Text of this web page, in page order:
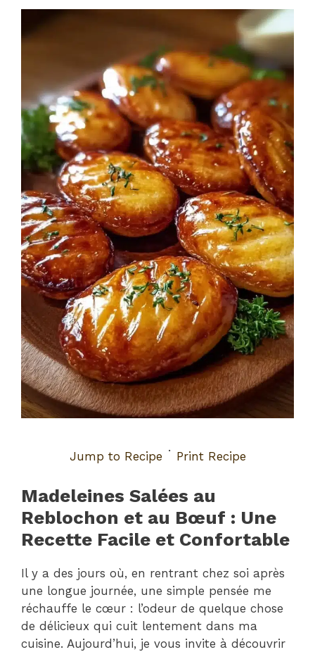
Jump to Recipe · Print Recipe
Madeleines Salées au
Reblochon et au Bœuf : Une
Recette Facile et Confortable
Il y a des jours où, en rentrant chez soi après
une longue journée, une simple pensée me
réchauffe le cœur : l’odeur de quelque chose
de délicieux qui cuit lentement dans ma
cuisine. Aujourd’hui, je vous invite à découvrir